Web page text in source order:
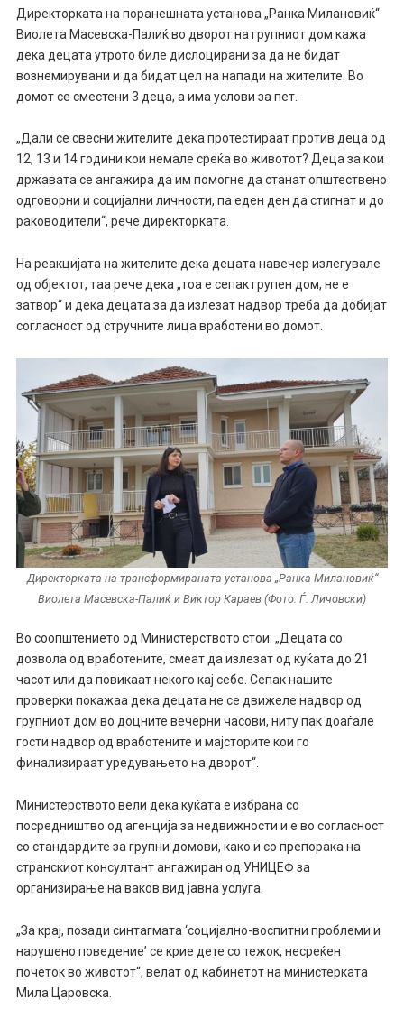
Директорката на поранешната установа „Ранка Милановиќ“
Виолета Масевска-Палиќ во дворот на групниот дом кажа
дека децата утрото биле дислоцирани за да не бидат
вознемирувани и да бидат цел на напади на жителите. Во
домот се сместени 3 деца, а има услови за пет.
„Дали се свесни жителите дека протестираат против деца од
12, 13 и 14 години кои немале среќа во животот? Деца за кои
државата се ангажира да им помогне да станат општествено
одговорни и социјални личности, па еден ден да стигнат и до
раководители“, рече директорката.
На реакцијата на жителите дека децата навечер излегувале
од објектот, таа рече дека „тоа е сепак групен дом, не е
затвор“ и дека децата за да излезат надвор треба да добијат
согласност од стручните лица вработени во домот.
Директорката на трансформираната установа „Ранка Милановиќ“
Виолета Масевска-Палиќ и Виктор Караев (Фото: Ѓ. Личовски)
Во соопштението од Министерството стои: „Децата со
дозвола од вработените, смеат да излезат од куќата до 21
часот или да повикаат некого кај себе. Сепак нашите
проверки покажаа дека децата не се движеле надвор од
групниот дом во доцните вечерни часови, ниту пак доаѓале
гости надвор од вработените и мајсторите кои го
финализираат уредувањето на дворот“.
Министерството вели дека куќата е избрана со
посредништво од агенција за недвижности и е во согласност
со стандардите за групни домови, како и со препорака на
странскиот консултант ангажиран од УНИЦЕФ за
организирање на ваков вид јавна услуга.
„За крај, позади синтагмата ‘социјално-воспитни проблеми и
нарушено поведение’ се крие дете со тежок, несреќен
почеток во животот“, велат од кабинетот на министерката
Мила Царовска.